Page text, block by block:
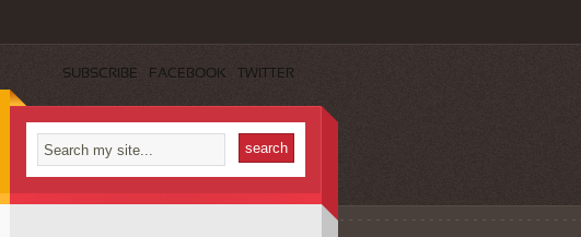
SUBSCRIBE FACEBOOK TWITTER